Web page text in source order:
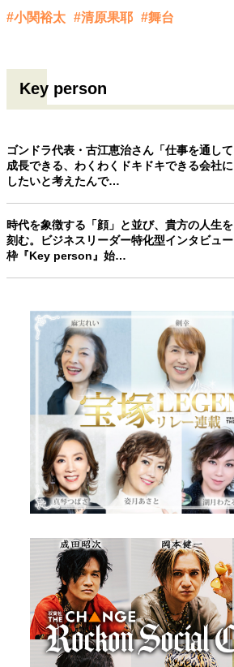
熱狂できるもの
一生モノの愛用品
地域とつながる/お金との付き合い方
#小関裕太 #清原果耶 #舞台
Key person
ゴンドラ代表・古江恵治さん「仕事を通して
成長できる、わくわくドキドキできる会社に
したいと考えたんで…
時代を象徴する「顔」と並び、貴方の人生を
刻む。ビジネスリーダー特化型インタビュー
枠『Key person』始…